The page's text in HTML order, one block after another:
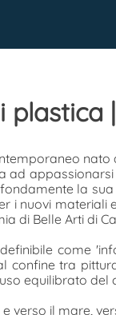
plastica
ad
la
i nuovi
di Belle Arti di
come
confine tra
equilibrato del
verso il mare,